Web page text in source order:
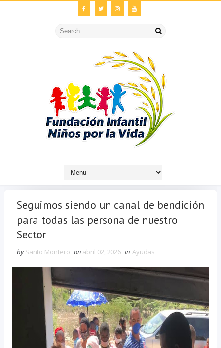
Seguimos siendo un canal de bendición
para todas las persona de nuestro
Sector
by Santo Montero on abril 02, 2026 in Ayudas